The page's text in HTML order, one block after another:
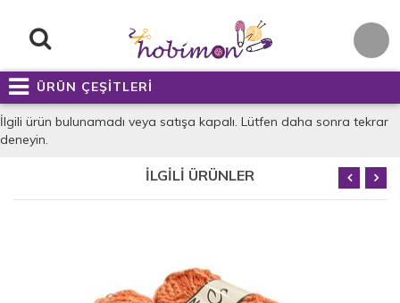
ÜRÜN ÇEŞİTLERİ
İlgili ürün bulunamadı veya satışa kapalı. Lütfen daha sonra tekrar
deneyin.
İLGİLİ ÜRÜNLER